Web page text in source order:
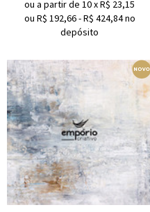
ou a partir de 10xR$ 23,15
ou R$ 192,66-R$ 424,84no
depósito